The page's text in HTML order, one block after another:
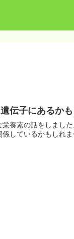
伝子にあるか
養素の話をしまし
しているかもしれ